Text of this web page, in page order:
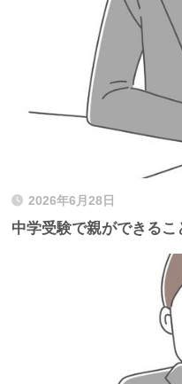
2026年6月28日
中学受験で親ができる